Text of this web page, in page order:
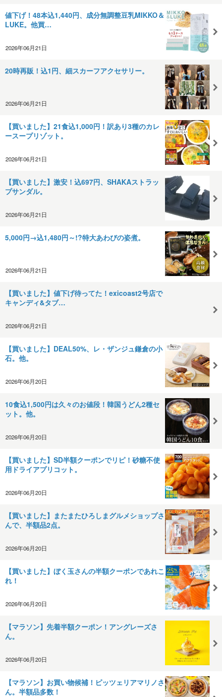
値下げ！48本込1,440円、成分無調整豆乳MIKKO＆
LUKE。他買…
2026年06月21日
20時再販！込1円、細スカーフアクセサリー。
2026年06月21日
【買いました】21食込1,000円！訳あり3種のカレ
ースープリゾット。
2026年06月21日
【買いました】激安！込697円、SHAKAストラッ
プサンダル。
2026年06月21日
5,000円→込1,480円～!?特大あわびの姿煮。
2026年06月21日
【買いました】値下げ待ってた！exicoast2号店で
キャンディ&タブ…
2026年06月21日
【買いました】DEAL50%、レ・ザンジュ鎌倉の小
石。他。
2026年06月20日
10食込1,500円は久々のお値段！韓国うどん2種セ
ット。他。
2026年06月20日
【買いました】SD半額クーポンでリピ！砂糖不使
用ドライアプリコット。
2026年06月20日
【買いました】またまたひろしまグルメショップさ
んで、半額品2点。
2026年06月20日
【買いました】ぼく玉さんの半額クーポンであれこ
れ！
2026年06月20日
【マラソン】先着半額クーポン！アングレーズさ
ん。
2026年06月20日
【マラソン】お買い物候補！ピッツェリアマリノさ
ん。半額品多数！